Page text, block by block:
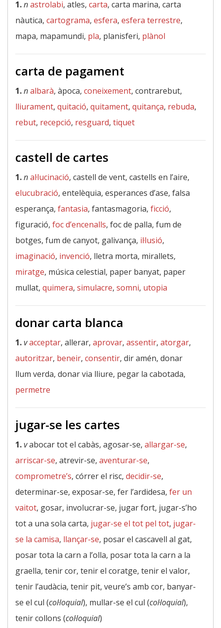
1.nastrolabi, atles, carta, carta marina, carta
nàutica, cartograma, esfera, esfera terrestre,
mapa, mapamundi, pla, planisferi, plànol
carta de pagament
1.nalbarà, àpoca, coneixement, contrarebut,
lliurament, quitació, quitament, quitança, rebuda,
rebut, recepció, resguard, tiquet
castell de cartes
1.nal·lucinació, castell de vent, castells en l’aire,
elucubració, entelèquia, esperances d’ase, falsa
esperança, fantasia, fantasmagoria, ficció,
figuració, foc d’encenalls, foc de palla, fum de
botges, fum de canyot, galivança, il·lusió,
imaginació, invenció, lletra morta, mirallets,
miratge, música celestial, paper banyat, paper
mullat, quimera, simulacre, somni, utopia
donar carta blanca
1.vacceptar, allerar, aprovar, assentir, atorgar,
autoritzar, beneir, consentir, dir amén, donar
llum verda, donar via lliure, pegar la cabotada,
permetre
jugar-se les cartes
1.vabocar tot el cabàs, agosar-se, allargar-se,
arriscar-se, atrevir-se, aventurar-se,
comprometre’s, córrer el risc, decidir-se,
determinar-se, exposar-se, fer l’ardidesa, fer un
vaitot, gosar, involucrar-se, jugar fort, jugar-s’ho
tot a una sola carta, jugar-se el tot pel tot, jugar-
se la camisa, llançar-se, posar el cascavell al gat,
posar tota la carn a l’olla, posar tota la carn a la
graella, tenir cor, tenir el coratge, tenir el valor,
tenir l’audàcia, tenir pit, veure’s amb cor, banyar-
se el cul (col·loquial), mullar-se el cul (col·loquial),
tenir collons (col·loquial)